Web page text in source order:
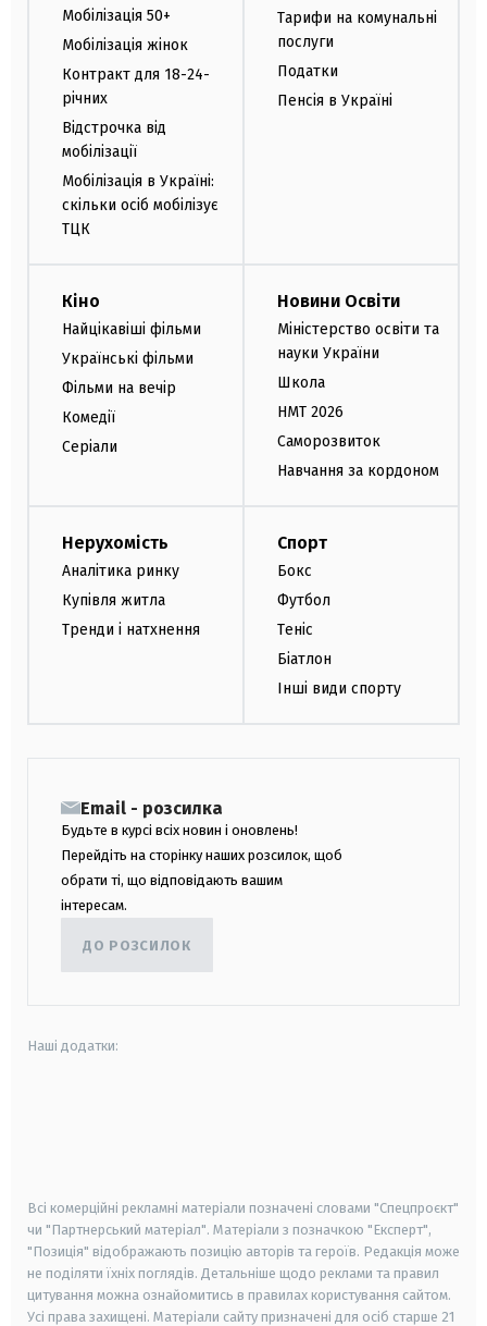
Мобілізація 50+
Мобілізація жінок
Контракт для 18-24-
річних
Відстрочка від
мобілізації
Мобілізація в Україні:
скільки осіб мобілізує
ТЦК
Тарифи на комунальні
послуги
Податки
Пенсія в Україні
Кіно
Найцікавіші фільми
Українські фільми
Фільми на вечір
Комедії
Серіали
Новини Освіти
Міністерство освіти та
науки України
Школа
НМТ 2026
Саморозвиток
Навчання за кордоном
Нерухомість
Аналітика ринку
Купівля житла
Тренди і натхнення
Спорт
Бокс
Футбол
Теніс
Біатлон
Інші види спорту
Email - розсилка
Будьте в курсі всіх новин і оновлень!
Перейдіть на сторінку наших розсилок, щоб
обрати ті, що відповідають вашим
інтересам.
ДО РОЗСИЛОК
Наші додатки:
Всі комерційні рекламні матеріали позначені словами "Спецпроєкт"
чи "Партнерський матеріал". Матеріали з позначкою "Експерт",
"Позиція" відображають позицію авторів та героїв. Редакція може
не поділяти їхніх поглядів. Детальніше щодо реклами та правил
цитування можна ознайомитись в правилах користування сайтом.
Усі права захищені. Матеріали сайту призначені для осіб старше 21